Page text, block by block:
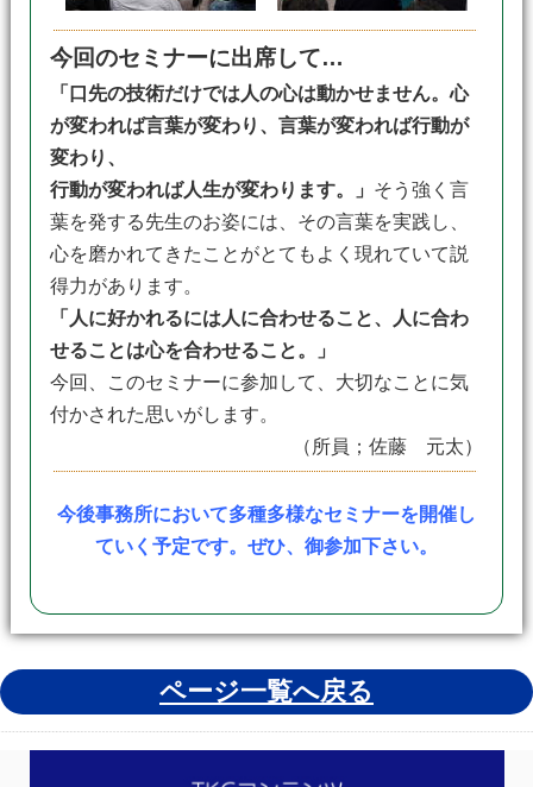
今回のセミナーに出席して…
「口先の技術だけでは人の心は動かせません。心
が変われば言葉が変わり、言葉が変われば行動が
変わり、
行動が変われば人生が変わります。」 そう強く言
葉を発する先生のお姿には、その言葉を実践し、
心を磨かれてきたことがとてもよく現れていて説
得力があります。
「人に好かれるには人に合わせること、人に合わ
せることは心を合わせること。」
今回、このセミナーに参加して、大切なことに気
付かされた思いがします。
（所員；佐藤 元太）
今後事務所において多種多様なセミナーを開催し
ていく予定です。ぜひ、御参加下さい。
ページ一覧へ戻る